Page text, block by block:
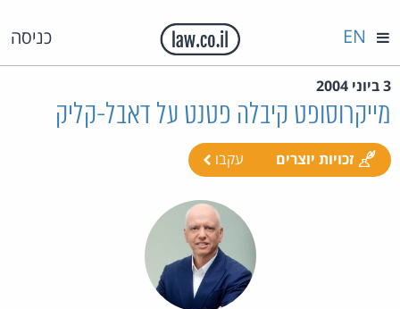
כניסה EN
3 ביוני 2004
מייקרוסופט קיבלה פטנט על דאבל-קליק
זכויות יוצרים עקבו